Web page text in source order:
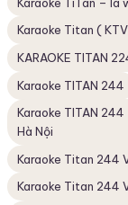
Karaoke Titan (
KARAOKE TITAN
Karaoke TITAN 244
Karaoke TITAN
Hà Nội
Karaoke Titan 244
Karaoke Titan 244